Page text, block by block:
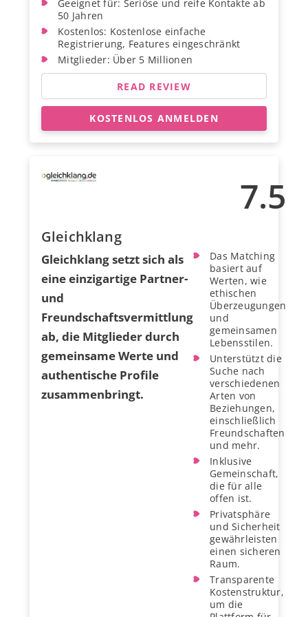
Geeignet für: Seriöse und reife Kontakte ab
50 Jahren
Kostenlos: Kostenlose einfache
Registrierung, Features eingeschränkt
Mitglieder: Über 5 Millionen
READ REVIEW
KOSTENLOS ANMELDEN
7.5
Gleichklang
Gleichklang setzt sich als
eine einzigartige Partner-
und
Freundschaftsvermittlung
ab, die Mitglieder durch
gemeinsame Werte und
authentische Profile
zusammenbringt.
Das Matching
basiert auf
Werten, wie
ethischen
Überzeugungen
und
gemeinsamen
Lebensstilen.
Unterstützt die
Suche nach
verschiedenen
Arten von
Beziehungen,
einschließlich
Freundschaften
und mehr.
Inklusive
Gemeinschaft,
die für alle
offen ist.
Privatsphäre
und Sicherheit
gewährleisten
einen sicheren
Raum.
Transparente
Kostenstruktur,
um die